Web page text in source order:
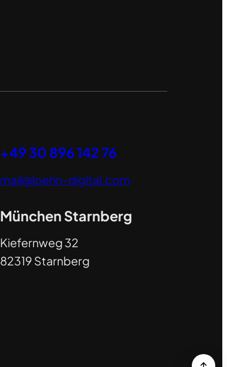
+49 30 896 142 76
mail@loehn-digital.com
München Starnberg
Kiefernweg 32
82319 Starnberg